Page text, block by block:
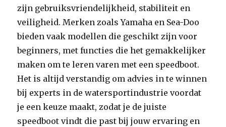
zijn gebruiksvriendelijkheid, stabiliteit en
veiligheid. Merken zoals Yamaha en Sea-Doo
bieden vaak modellen die geschikt zijn voor
beginners, met functies die het gemakkelijker
maken om te leren varen met een speedboot.
Het is altijd verstandig om advies in te winnen
bij experts in de watersportindustrie voordat
je een keuze maakt, zodat je de juiste
speedboot vindt die past bij jouw ervaring en